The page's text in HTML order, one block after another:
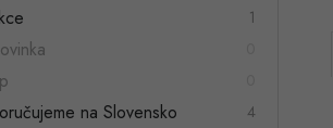
1
na Slovensko 4